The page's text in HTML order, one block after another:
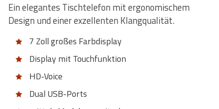
Ein elegantes Tischtelefon mit ergonomischem
Design und einer exzellenten Klangqualität.
7 Zoll großes Farbdisplay
Display mit Touchfunktion
HD-Voice
Dual USB-Ports